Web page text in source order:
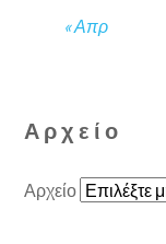
« Απρ
Αρχείο
Αρχείο